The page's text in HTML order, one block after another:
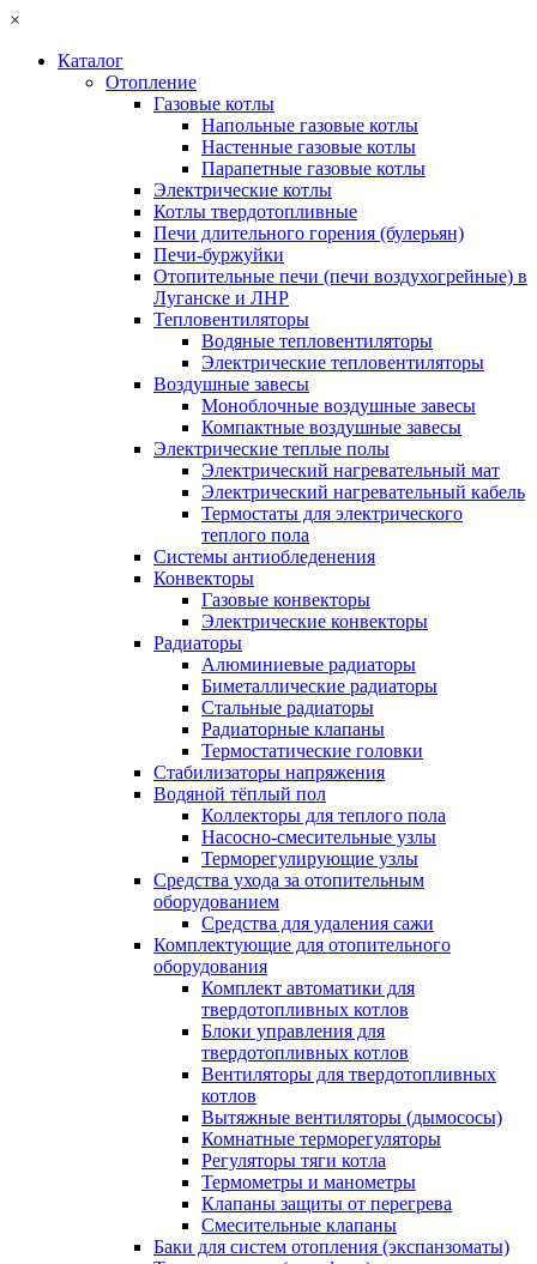
×
Каталог
Отопление
Газовые котлы
Напольные газовые котлы
Настенные газовые котлы
Парапетные газовые котлы
Электрические котлы
Котлы твердотопливные
Печи длительного горения (булерьян)
Печи-буржуйки
Отопительные печи (печи воздухогрейные) в
Луганске и ЛНР
Тепловентиляторы
Водяные тепловентиляторы
Электрические тепловентиляторы
Воздушные завесы
Моноблочные воздушные завесы
Компактные воздушные завесы
Электрические теплые полы
Электрический нагревательный мат
Электрический нагревательный кабель
Термостаты для электрического
теплого пола
Системы антиобледенения
Конвекторы
Газовые конвекторы
Электрические конвекторы
Радиаторы
Алюминиевые радиаторы
Биметаллические радиаторы
Стальные радиаторы
Радиаторные клапаны
Термостатические головки
Стабилизаторы напряжения
Водяной тёплый пол
Коллекторы для теплого пола
Насосно-смесительные узлы
Терморегулирующие узлы
Средства ухода за отопительным
оборудованием
Средства для удаления сажи
Комплектующие для отопительного
оборудования
Комплект автоматики для
твердотопливных котлов
Блоки управления для
твердотопливных котлов
Вентиляторы для твердотопливных
котлов
Вытяжные вентиляторы (дымососы)
Комнатные терморегуляторы
Регуляторы тяги котла
Термометры и манометры
Клапаны защиты от перегрева
Смесительные клапаны
Баки для систем отопления (экспанзоматы)